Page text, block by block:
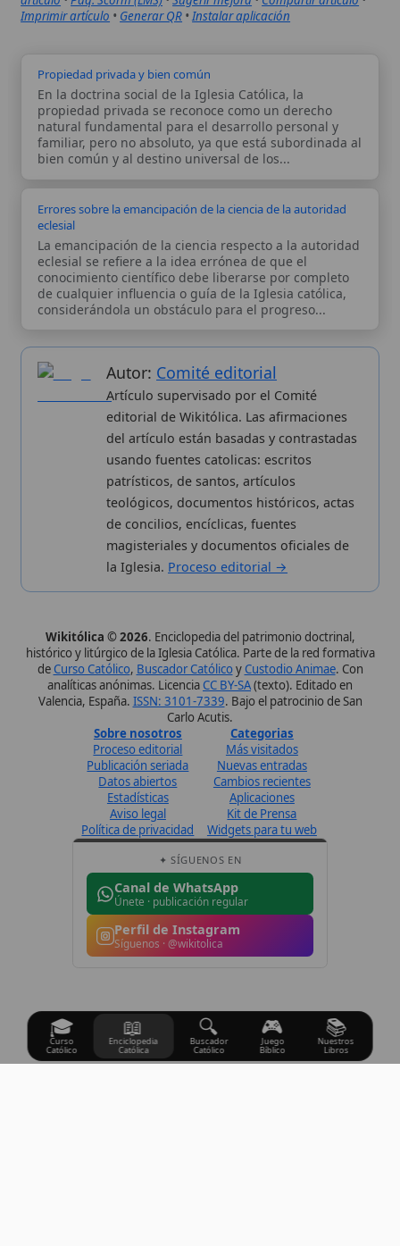
La emancipación de la ciencia respecto a la autoridad
eclesial se refiere a la idea errónea de que el
considerándola un obstáculo para el progreso...
Autor:Comité editorial
Artículo supervisado por el Comité
editorial de Wikitólica. Las afirmaciones
usando fuentes catolicas: escritos
teológicos, documentos históricos, actas
de concilios, encíclicas, fuentes
magisteriales y documentos oficiales de
la Iglesia.Proceso editorial →
Wikitólica © 2026 . Enciclopedia del patrimonio doctrinal,
histórico y litúrgico de la Iglesia Católica. Parte de la red formativa
Curso Católico,Buscador CatólicoyCustodio Animae. Con
analíticas anónimas. Licencia CC BY-SA (texto). Editado en
Valencia, España.ISSN: 3101-7339. Bajo el patrocinio de San
Carlo Acutis.
Sobre nosotros
Proceso editorial
Publicación seriada
Datos abiertos
Estadísticas
Aviso legal
Política de privacidad
Categorias
Más visitados
Nuevas entradas
Cambios recientes
Aplicaciones
Kit de Prensa
Widgets para tu web
✦ SÍGUENOS EN
Canal de WhatsApp
Perfil de Instagram
Síguenos · @wikitolica